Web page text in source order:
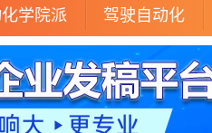
化学院派 驾驶自动化